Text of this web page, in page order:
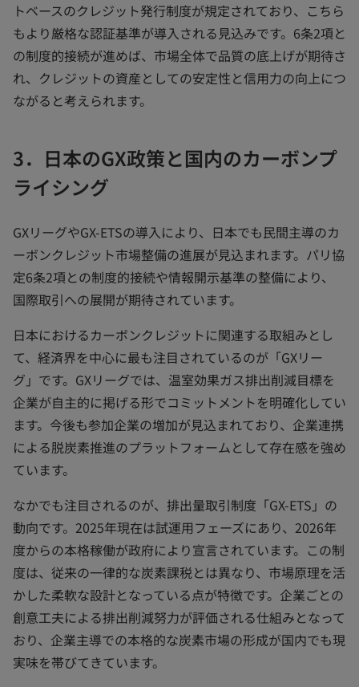
トベースのクレジット発行制度が規定されており、こちら
もより厳格な認証基準が導入される見込みです。6条2項と
の制度的接続が進めば、市場全体で品質の底上げが期待さ
れ、クレジットの資産としての安定性と信用力の向上につ
ながると考えられます。
3．日本のGX政策と国内のカーボンプ
ライシング
GXリーグやGX-ETSの導入により、日本でも民間主導のカ
ーボンクレジット市場整備の進展が見込まれます。パリ協
定6条2項との制度的接続や情報開示基準の整備により、
国際取引への展開が期待されています。
日本におけるカーボンクレジットに関連する取組みとし
て、経済界を中心に最も注目されているのが「GXリー
グ」です。GXリーグでは、温室効果ガス排出削減目標を
企業が自主的に掲げる形でコミットメントを明確化してい
ます。今後も参加企業の増加が見込まれており、企業連携
による脱炭素推進のプラットフォームとして存在感を強め
ています。
なかでも注目されるのが、排出量取引制度「GX-ETS」の
動向です。2025年現在は試運用フェーズにあり、2026年
度からの本格稼働が政府により宣言されています。この制
度は、従来の一律的な炭素課税とは異なり、市場原理を活
かした柔軟な設計となっている点が特徴です。企業ごとの
創意工夫による排出削減努力が評価される仕組みとなって
おり、企業主導での本格的な炭素市場の形成が国内でも現
実味を帯びてきています。